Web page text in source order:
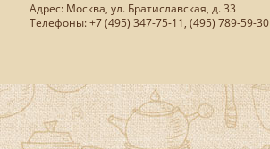
Адрес: Москва, ул. Братиславская, д. 33
Телефоны: +7 (495) 347-75-11, (495) 789-59-30